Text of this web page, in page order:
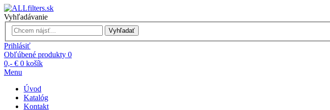
Vyhľadávanie
Vyhľadať
Prihlásiť
Obľúbené produkty 0
0,- € 0 košík
Menu
Úvod
Katalóg
Kontakt